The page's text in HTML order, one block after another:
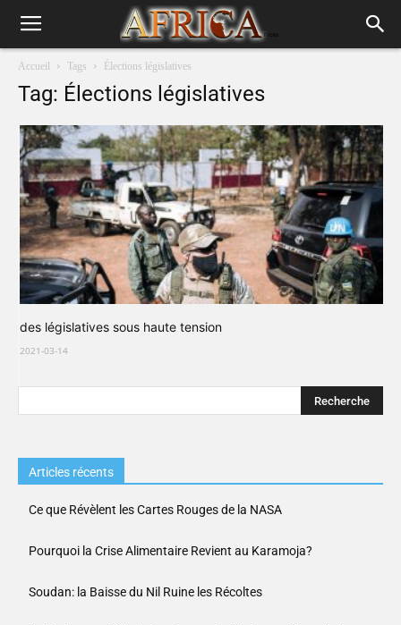
Accueil Tags Élections législatives
Tag: Élections législatives
des législatives sous haute tension
2021-03-14
Articles récents
Ce que Révèlent les Cartes Rouges de la NASA
Pourquoi la Crise Alimentaire Revient au Karamoja?
Soudan: la Baisse du Nil Ruine les Récoltes